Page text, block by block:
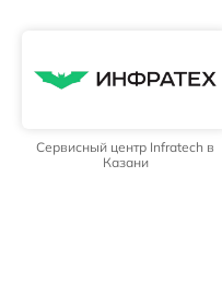
Сервисный центр Infratech в
Казани